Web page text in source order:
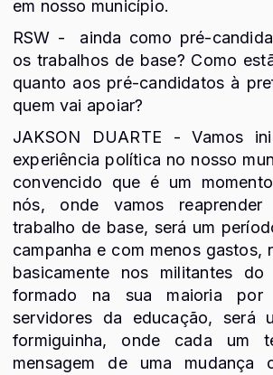
em nosso município.
RSW - ainda como pré-
os trabalhos de base? Como
quanto aos pré-candidatos à
quem vai apoiar?
JAKSON DUARTE - Vamos
experiência política no nosso
convencido que é um
nós, onde vamos
trabalho de base, será um
campanha e com menos gastos,
basicamente nos militantes
formado na sua maioria por
servidores da educação, será
formiguinha, onde cada um
mensagem de uma mudança